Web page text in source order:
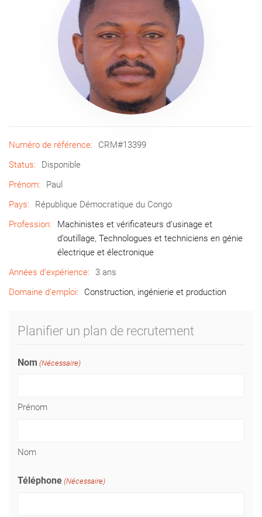
Numéro de référence:
CRM#13399
Status:
Disponible
Prénom:
Paul
Pays:
République Démocratique du Congo
Profession:
Machinistes et vérificateurs d’usinage et
d’outillage, Technologues et techniciens en génie
électrique et électronique
Années d’expérience:
3 ans
Domaine d’emploi:
Construction, ingénierie et production
Planifier un plan de recrutement
Nom (Nécessaire)
Prénom
Nom
Téléphone (Nécessaire)